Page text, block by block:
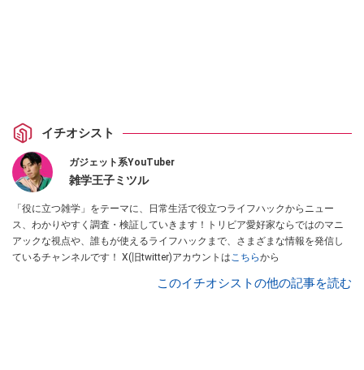
イチオシスト
ガジェット系YouTuber
雑学王子ミツル
「役に立つ雑学」をテーマに、日常生活で役立つライフハックからニュー
ス、わかりやすく調査・検証していきます！トリビア愛好家ならではのマニ
アックな視点や、誰もが使えるライフハックまで、さまざまな情報を発信し
ているチャンネルです！ X(旧twitter)アカウントはこちらから
このイチオシストの他の記事を読む